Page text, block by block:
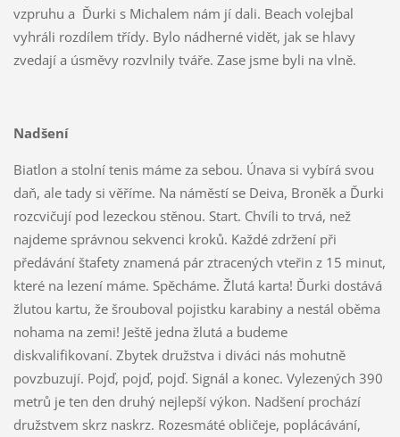
vzpruhu a Ďurki s Michalem nám jí dali. Beach volejbal
vyhráli rozdílem třídy. Bylo nádherné vidět, jak se hlavy
zvedají a úsměvy rozvlnily tváře. Zase jsme byli na vlně.
Nadšení
Biatlon a stolní tenis máme za sebou. Únava si vybírá svou
daň, ale tady si věříme. Na náměstí se Deiva, Broněk a Ďurki
rozcvičují pod lezeckou stěnou. Start. Chvíli to trvá, než
najdeme správnou sekvenci kroků. Každé zdržení při
předávání štafety znamená pár ztracených vteřin z 15 minut,
které na lezení máme. Spěcháme. Žlutá karta! Ďurki dostává
žlutou kartu, že šrouboval pojistku karabiny a nestál oběma
nohama na zemi! Ještě jedna žlutá a budeme
diskvalifikovaní. Zbytek družstva i diváci nás mohutně
povzbuzují. Pojď, pojď, pojď. Signál a konec. Vylezených 390
metrů je ten den druhý nejlepší výkon. Nadšení prochází
družstvem skrz naskrz. Rozesmáté obličeje, poplácávání,